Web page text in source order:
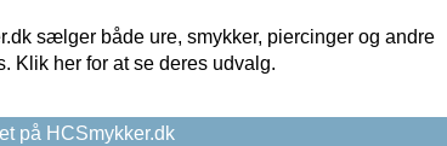
sælger både ure, smykker, piercinger og andre
Klik her for at se deres udvalg.
på HCSmykker.dk